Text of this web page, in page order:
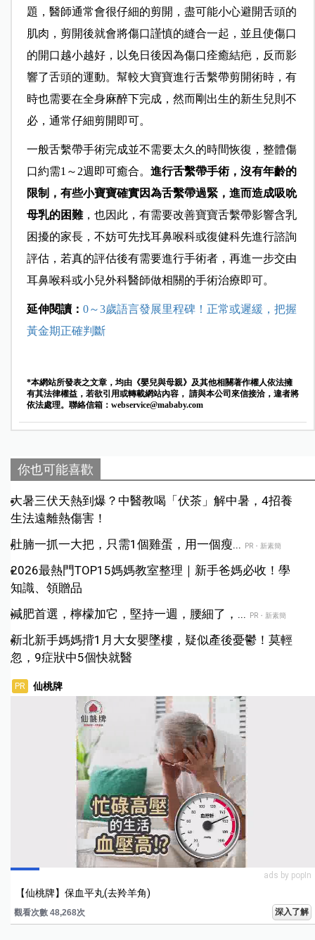
題，醫師通常會很仔細的剪開，盡可能小心避開舌頭的
肌肉，剪開後就會將傷口謹慎的縫合一起，並且使傷口
的開口越小越好，以免日後因為傷口痊癒結疤，反而影
響了舌頭的運動。幫較大寶寶進行舌繫帶剪開術時，有
時也需要在全身麻醉下完成，然而剛出生的新生兒則不
必，通常仔細剪開即可。
一般舌繫帶手術完成並不需要太久的時間恢復，整體傷
口約需1～2週即可癒合。 進行舌繫帶手術，沒有年齡的
限制，有些小寶寶確實因為舌繫帶過緊，進而造成吸吮
母乳的困難，也因此，有需要改善寶寶舌繫帶影響含乳
困擾的家長，不妨可先找耳鼻喉科或復健科先進行諮詢
評估，若真的評估後有需要進行手術者，再進一步交由
耳鼻喉科或小兒外科醫師做相關的手術治療即可。
延伸閱讀： 0～3歲語言發展里程碑！正常或遲緩，把握
黃金期正確判斷
*本網站所發表之文章，均由《嬰兒與母親》及其他相關著作權人依法擁
有其法律權益，若欲引用或轉載網站內容， 請與本公司來信接洽，違者將
依法處理。聯絡信箱： webservice@mababy.com
你也可能喜歡
大暑三伏天熱到爆？中醫教喝「伏茶」解中暑，4招養
生法遠離熱傷害！
肚腩一抓一大把，只需1個雞蛋，用一個瘦...
PR・新素簡
2026最熱門TOP15媽媽教室整理｜新手爸媽必收！學
知識、領贈品
減肥首選，檸檬加它，堅持一週，腰細了，...
PR・新素簡
新北新手媽媽揹1月大女嬰墜樓，疑似產後憂鬱！莫輕
忽，9症狀中5個快就醫
PR 仙桃牌
ads by popIn
【仙桃牌】保血平丸(去羚羊角)
觀看次數 48,276次 深入了解